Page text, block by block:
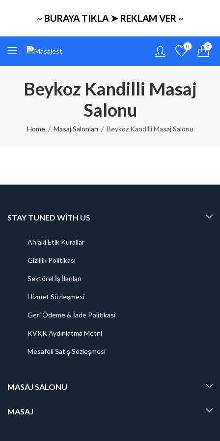
~ BURAYA TIKLA ➤ REKLAM VER ~
0 0
Beykoz Kandilli Masaj
Salonu
Home Masaj Salonları Beykoz Kandilli Masaj Salonu
STAY TUNED WITH US
Ahlaki Etik Kurallar
Gizlilik Politikası
Sektörel İş İlanları
Hizmet Sözleşmesi
Geri Ödeme & İade Politikası
KVKK Aydınlatma Metni
Mesafeli Satış Sözleşmesi
MASAJ SALONU
MASAJ